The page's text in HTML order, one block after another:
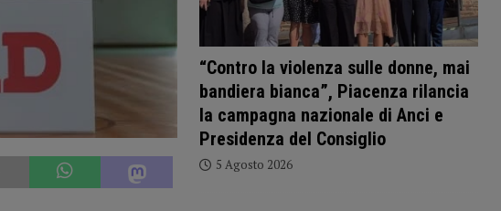
“Contro la violenza sulle donne, mai
bandiera bianca”, Piacenza rilancia
la campagna nazionale di Anci e
Presidenza del Consiglio
5 Agosto 2026